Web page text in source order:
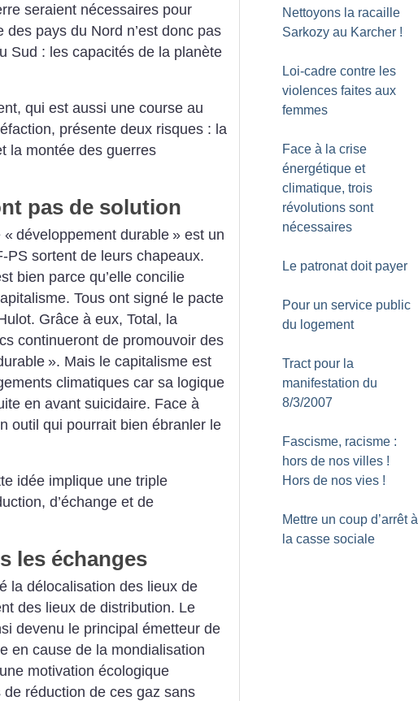
seraient nécessaires pour
des pays du Nord n’est donc pas
Sud : les capacités de la planète
qui est aussi une course au
présente deux risques : la
la montée des guerres
pas de solution
« développement durable » est un
PS sortent de leurs chapeaux.
bien parce qu’elle concilie
Tous ont signé le pacte
Grâce à eux, Total, la
continueront de promouvoir des
». Mais le capitalisme est
climatiques car sa logique
en avant suicidaire. Face à
outil qui pourrait bien ébranler le
idée implique une triple
d’échange et de
les échanges
la délocalisation des lieux de
des lieux de distribution. Le
devenu le principal émetteur de
en cause de la mondialisation
motivation écologique
de réduction de ces gaz sans
Nettoyons la racaille
Sarkozy au Karcher !
Loi-cadre contre les
violences faites aux
femmes
Face à la crise
énergétique et
climatique, trois
révolutions sont
nécessaires
Le patronat doit payer
Pour un service public
du logement
Tract pour la
manifestation du
8/3/2007
Fascisme, racisme :
hors de nos villes !
Hors de nos vies !
Mettre un coup d’arrêt à
la casse sociale